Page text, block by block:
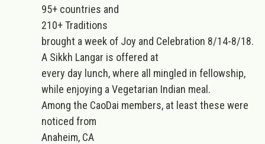
95+ countries and
210+ Traditions
brought a week of Joy and Celebration 8/14-8/18.
A Sikkh Langar is offered at
every day lunch, where all mingled in fellowship,
while enjoying a Vegetarian Indian meal.
Among the CaoDai members, at least these were
noticed from
Anaheim, CA